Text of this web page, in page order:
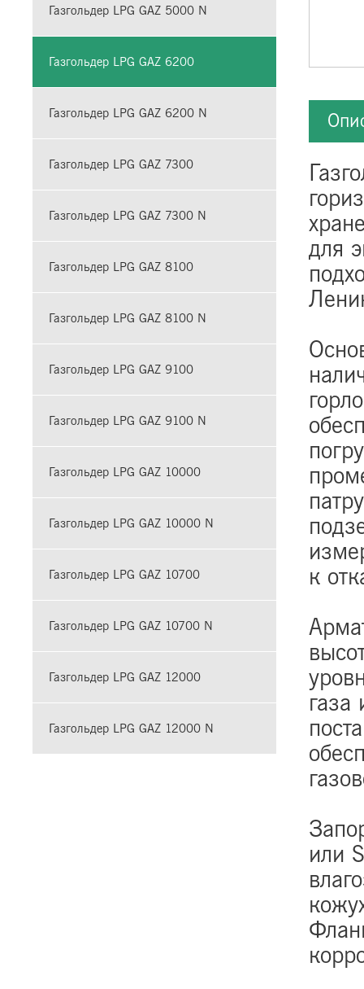
Газгольдер LPG GAZ 5000 N
Газгольдер LPG GAZ 6200
Газгольдер LPG GAZ 6200 N
Газгольдер LPG GAZ 7300
Газгольдер LPG GAZ 7300 N
Газгольдер LPG GAZ 8100
Газгольдер LPG GAZ 8100 N
Газгольдер LPG GAZ 9100
Газгольдер LPG GAZ 9100 N
Газгольдер LPG GAZ 10000
Газгольдер LPG GAZ 10000 N
Газгольдер LPG GAZ 10700
Газгольдер LPG GAZ 10700 N
Газгольдер LPG GAZ 12000
Газгольдер LPG GAZ 12000 N
для
к
газа
или